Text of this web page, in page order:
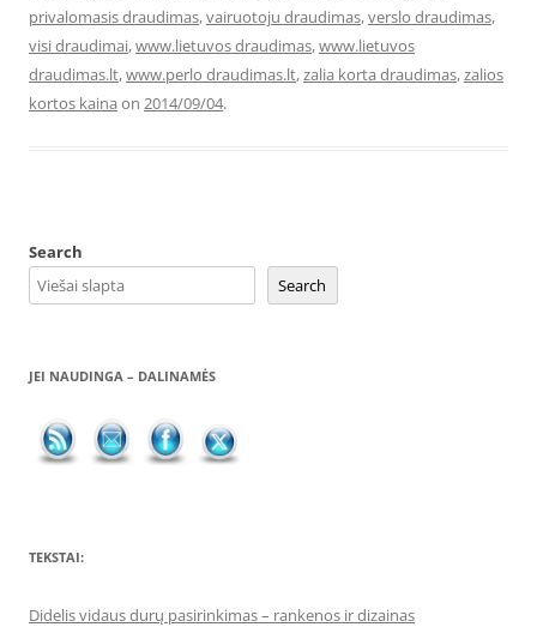
privalomasis draudimas,vairuotoju draudimas,verslo draudimas,
visi draudimai,www.lietuvos draudimas,www.lietuvos
draudimas.lt,www.perlo draudimas.lt,zalia korta draudimas,zalios
kortos kaina on 2014/09/04.
Search
Search
JEI NAUDINGA – DALINAMĖS
TEKSTAI:
Didelis vidaus durų pasirinkimas – rankenos ir dizainas